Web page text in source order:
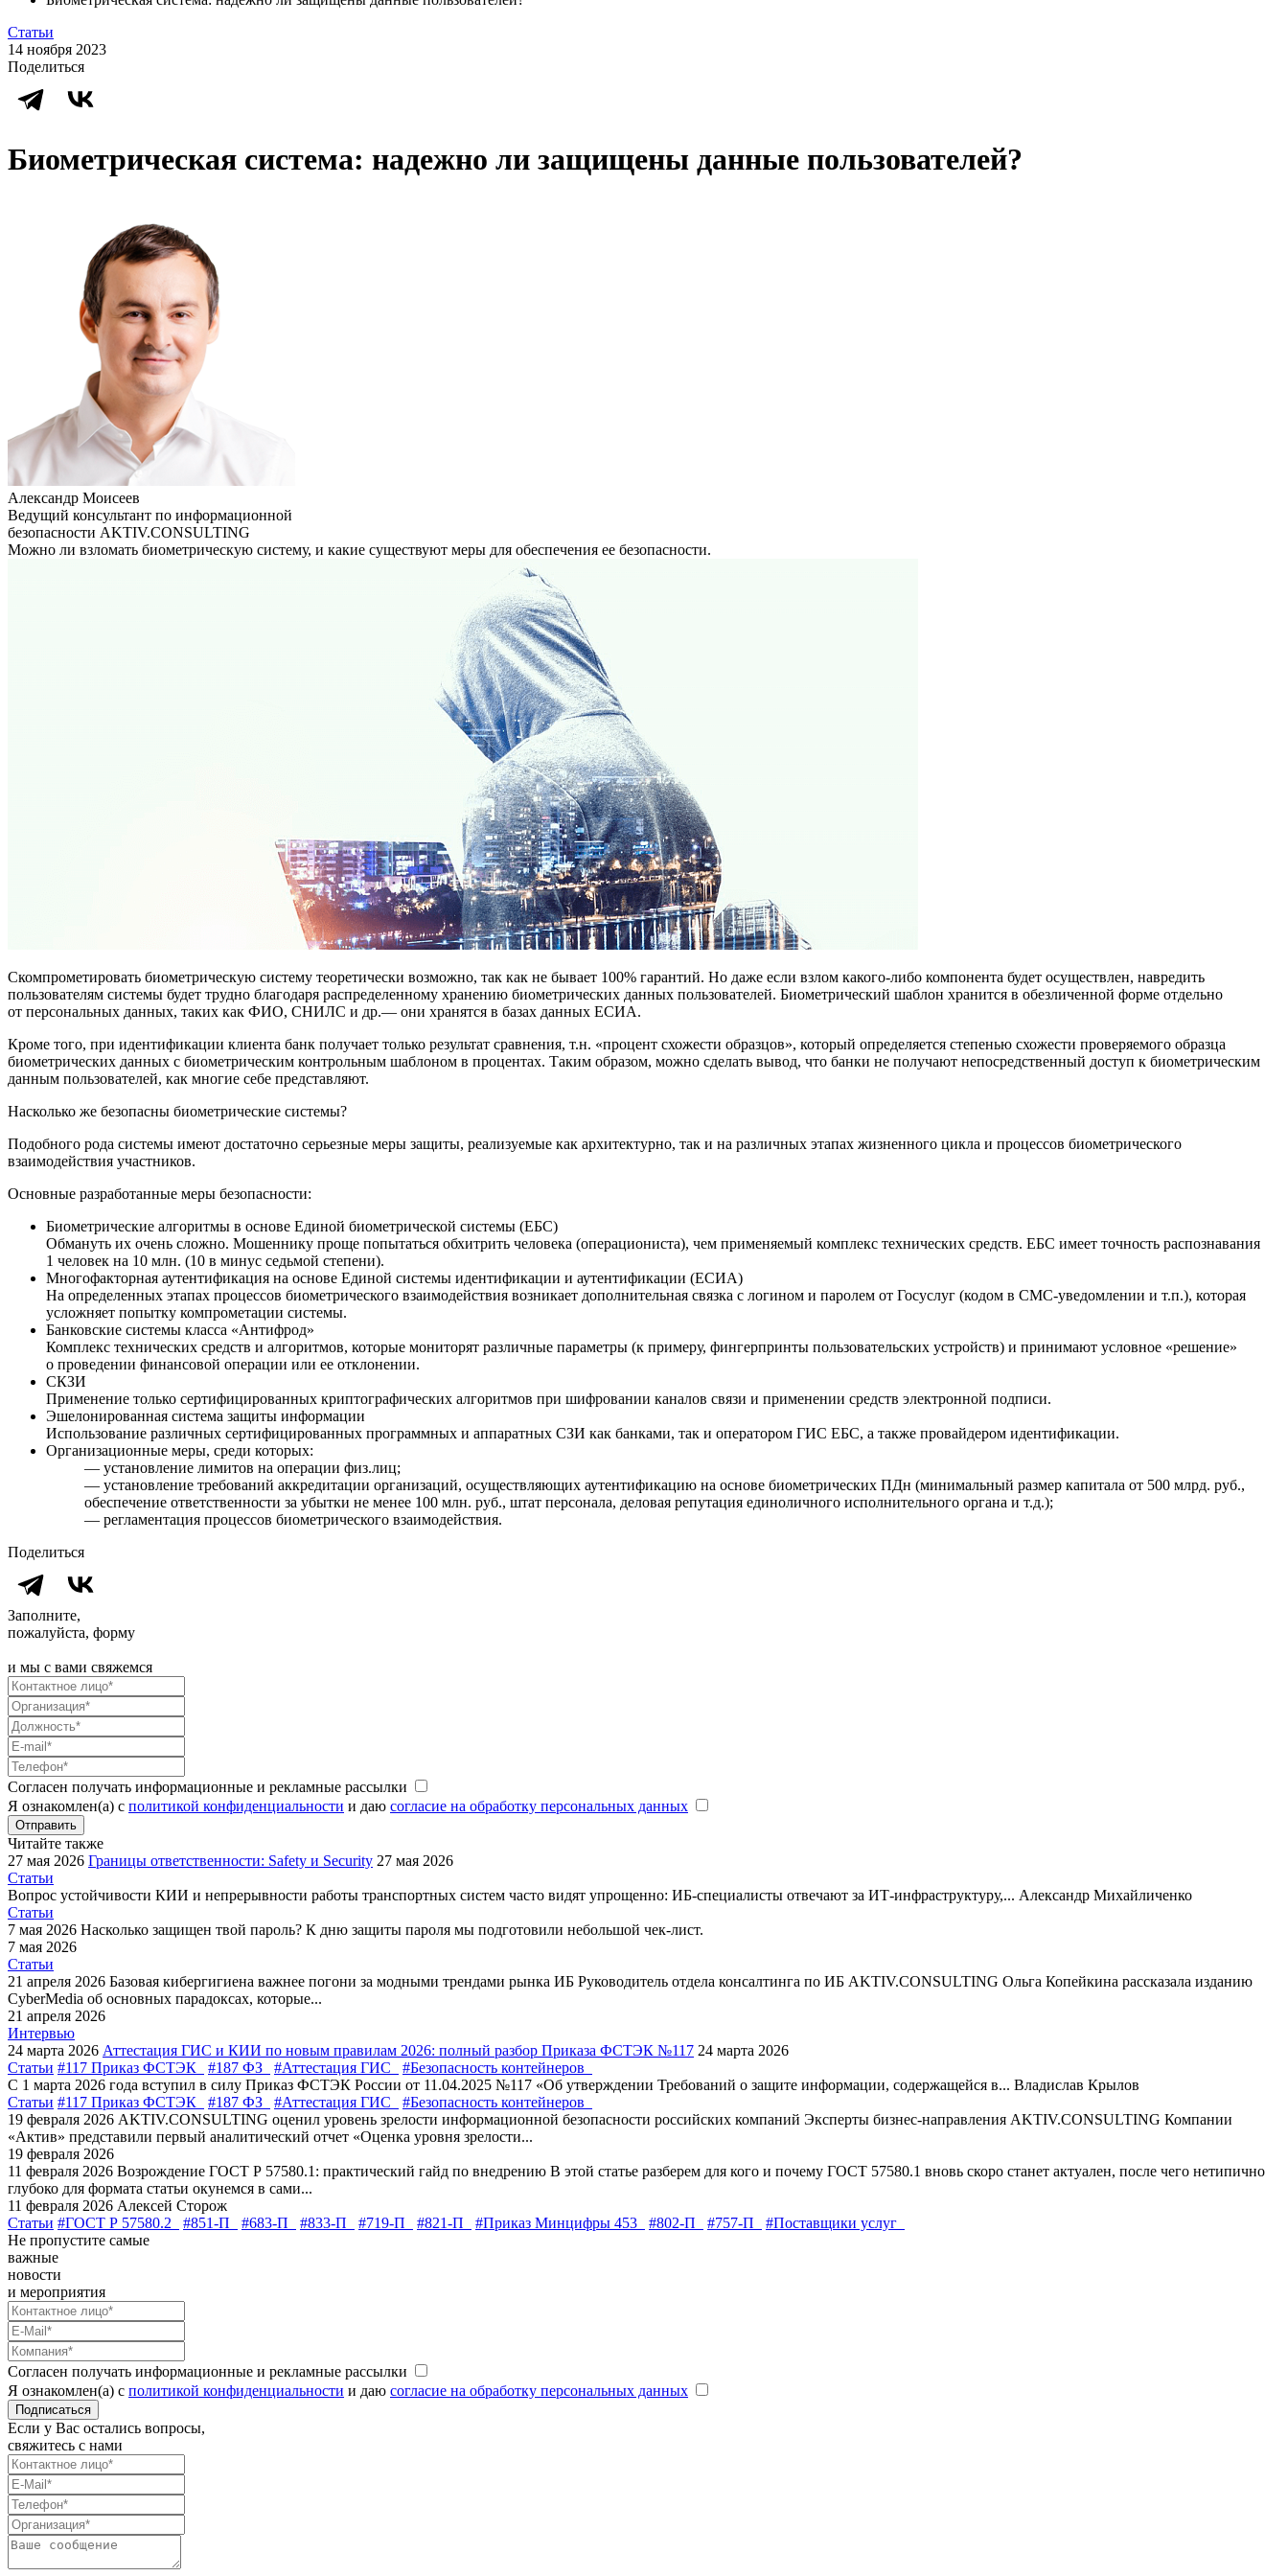
Статьи
14 ноября 2023
Поделиться
Биометрическая система: надежно ли защищены данные пользователей?
Александр Моисеев
Ведущий консультант по информационной
безопасности AKTIV.CONSULTING
Можно ли взломать биометрическую систему, и какие существуют меры для обеспечения ее безопасности.
Скомпрометировать биометрическую систему теоретически возможно, так как не бывает 100% гарантий. Но даже если взлом какого-либо компонента будет осуществлен, навредить
пользователям системы будет трудно благодаря распределенному хранению биометрических данных пользователей. Биометрический шаблон хранится в обезличенной форме отдельно
от персональных данных, таких как ФИО, СНИЛС и др.— они хранятся в базах данных ЕСИА.
Кроме того, при идентификации клиента банк получает только результат сравнения, т.н. «процент схожести образцов», который определяется степенью схожести проверяемого образца
биометрических данных с биометрическим контрольным шаблоном в процентах. Таким образом, можно сделать вывод, что банки не получают непосредственный доступ к биометрическим
данным пользователей, как многие себе представляют.
Насколько же безопасны биометрические системы?
Подобного рода системы имеют достаточно серьезные меры защиты, реализуемые как архитектурно, так и на различных этапах жизненного цикла и процессов биометрического
взаимодействия участников.
Основные разработанные меры безопасности:
Биометрические алгоритмы в основе Единой биометрической системы (ЕБС)
Обмануть их очень сложно. Мошеннику проще попытаться обхитрить человека (операциониста), чем применяемый комплекс технических средств. ЕБС имеет точность распознавания
1 человек на 10 млн. (10 в минус седьмой степени).
Многофакторная аутентификация на основе Единой системы идентификации и аутентификации (ЕСИА)
На определенных этапах процессов биометрического взаимодействия возникает дополнительная связка с логином и паролем от Госуслуг (кодом в СМС-уведомлении и т.п.), которая
усложняет попытку компрометации системы.
Банковские системы класса «Антифрод»
Комплекс технических средств и алгоритмов, которые мониторят различные параметры (к примеру, фингерпринты пользовательских устройств) и принимают условное «решение»
о проведении финансовой операции или ее отклонении.
СКЗИ
Применение только сертифицированных криптографических алгоритмов при шифровании каналов связи и применении средств электронной подписи.
Эшелонированная система защиты информации
Использование различных сертифицированных программных и аппаратных СЗИ как банками, так и оператором ГИС ЕБС, а также провайдером идентификации.
Организационные меры, среди которых:
— установление лимитов на операции физ.лиц;
— установление требований аккредитации организаций, осуществляющих аутентификацию на основе биометрических ПДн (минимальный размер капитала от 500 млрд. руб.,
обеспечение ответственности за убытки не менее 100 млн. руб., штат персонала, деловая репутация единоличного исполнительного органа и т.д.);
— регламентация процессов биометрического взаимодействия.
Поделиться
Заполните,
пожалуйста, форму
и мы с вами свяжемся
Согласен получать информационные и рекламные рассылки
Я ознакомлен(а) с политикой конфиденциальности и даю согласие на обработку персональных данных
Отправить
Читайте также
27 мая 2026 Границы ответственности: Safety и Security 27 мая 2026
Статьи
Вопрос устойчивости КИИ и непрерывности работы транспортных систем часто видят упрощенно: ИБ-специалисты отвечают за ИТ-инфраструктуру,... Александр Михайличенко
Статьи
7 мая 2026 Насколько защищен твой пароль? К дню защиты пароля мы подготовили небольшой чек-лист.
7 мая 2026
Статьи
21 апреля 2026 Базовая кибергигиена важнее погони за модными трендами рынка ИБ Руководитель отдела консалтинга по ИБ AKTIV.CONSULTING Ольга Копейкина рассказала изданию
CyberMedia об основных парадоксах, которые...
21 апреля 2026
Интервью
24 марта 2026 Аттестация ГИС и КИИ по новым правилам 2026: полный разбор Приказа ФСТЭК №117 24 марта 2026
Статьи #117 Приказ ФСТЭК #187 ФЗ #Аттестация ГИС
#Безопасность контейнеров
С 1 марта 2026 года вступил в силу Приказ ФСТЭК России от 11.04.2025 №117 «Об утверждении Требований о защите информации, содержащейся в... Владислав Крылов
Статьи #117 Приказ ФСТЭК #187 ФЗ #Аттестация ГИС
#Безопасность контейнеров
19 февраля 2026 AKTIV.CONSULTING оценил уровень зрелости информационной безопасности российских компаний Эксперты бизнес-направления AKTIV.CONSULTING Компании
«Актив» представили первый аналитический отчет «Оценка уровня зрелости...
19 февраля 2026
11 февраля 2026 Возрождение ГОСТ Р 57580.1: практический гайд по внедрению В этой статье разберем для кого и почему ГОСТ 57580.1 вновь скоро станет актуален, после чего нетипично
глубоко для формата статьи окунемся в сами...
11 февраля 2026 Алексей Сторож
Статьи #ГОСТ Р 57580.2 #851-П #683-П #833-П #719-П #821-П #Приказ Минцифры 453 #802-П #757-П
#Поставщики услуг
Не пропустите самые
важные
новости
и мероприятия
Согласен получать информационные и рекламные рассылки
Я ознакомлен(а) с политикой конфиденциальности и даю согласие на обработку персональных данных
Подписаться
Если у Вас остались вопросы,
свяжитесь с нами